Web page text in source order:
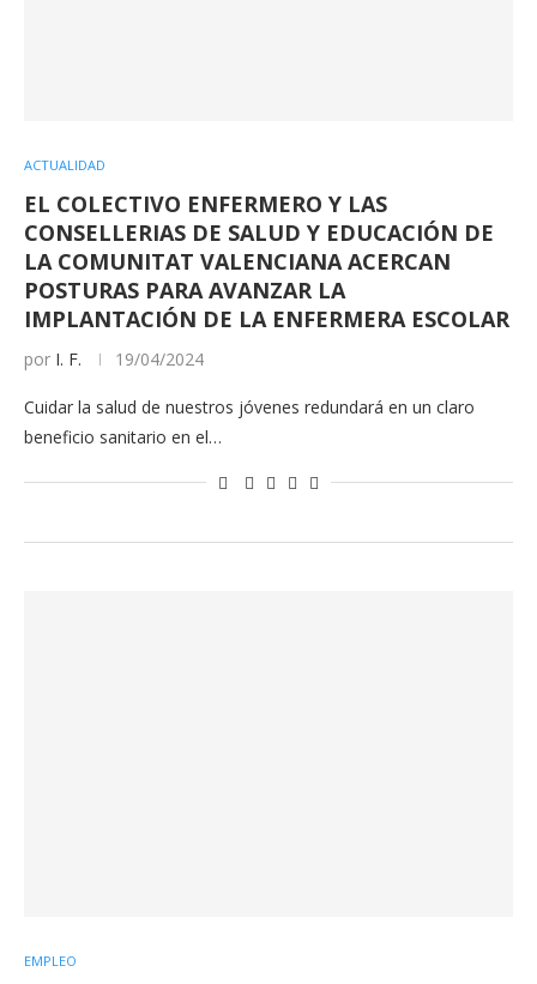
ACTUALIDAD
EL COLECTIVO ENFERMERO Y LAS
CONSELLERIAS DE SALUD Y EDUCACIÓN DE
LA COMUNITAT VALENCIANA ACERCAN
POSTURAS PARA AVANZAR LA
IMPLANTACIÓN DE LA ENFERMERA ESCOLAR
por I. F. 19/04/2024
Cuidar la salud de nuestros jóvenes redundará en un claro
beneficio sanitario en el…
EMPLEO